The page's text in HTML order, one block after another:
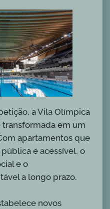
a Vila Olímpica
transformada em um
apartamentos que
e acessível, o
e o
a longo prazo.
novos